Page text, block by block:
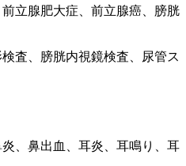
立腺肥大症、前立腺癌、膀胱
査、膀胱内視鏡検査、尿管ス
、鼻出血、耳炎、耳鳴り、耳